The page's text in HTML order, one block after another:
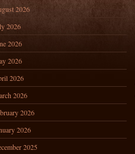
2026
2026
2026
2026
2026
2026
2026
2026
2025